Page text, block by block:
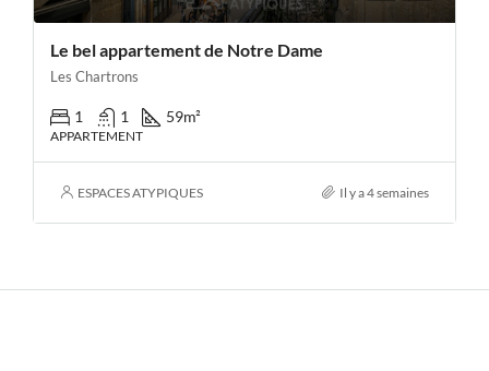
Le bel appartement de Notre Dame
Les Chartrons
1 1 59m²
APPARTEMENT
ESPACES ATYPIQUES Il y a 4 semaines